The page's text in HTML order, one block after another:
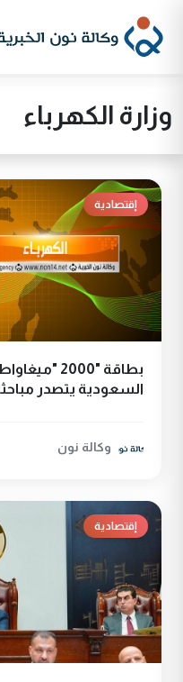
وزارة الكهرباء
إقتصادية
بطاقة "2000
السعودية يتصدر
وكالة نون
إقتصادية